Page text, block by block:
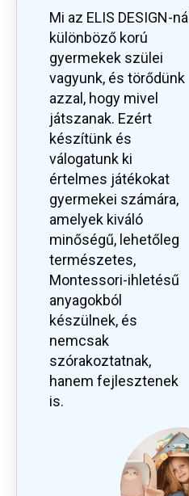
Mi az ELIS DESIGN-nál
különböző korú
gyermekek szülei
vagyunk, és törődünk
azzal, hogy mivel
játszanak. Ezért
készítünk és
válogatunk ki
értelmes játékokat
gyermekei számára,
amelyek kiváló
minőségű, lehetőleg
természetes,
Montessori-ihletésű
anyagokból
készülnek, és
nemcsak
szórakoztatnak,
hanem fejlesztenek
is.